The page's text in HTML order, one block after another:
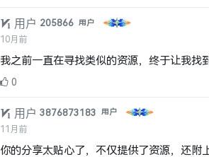
用户 205866 用户
10月前
我之前一直在寻找类似的资源，终于让我找
0
用户3876873183 用户
11月前
你的分享太贴心了，不仅提供了资源，还附